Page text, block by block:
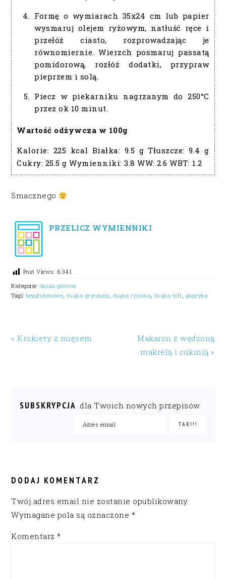
Formę o wymiarach 35x24 cm lub papier
wysmaruj olejem ryżowym, natłuść ręce i
przełóż ciasto, rozprowadzając je
równomiernie. Wierzch posmaruj passatą
pomidorową, rozłóż dodatki, przypraw
pieprzem i solą.
Piecz w piekarniku nagrzanym do 250°C
przez ok 10 minut.
Wartość odżywcza w 100g
Kalorie: 225 kcal Białka: 9.5 g Tłuszcze:9.4 g
Cukry: 25.5 g Wymienniki:3.8 WW:2.6 WBT: 1.2
Smacznego
PRZELICZ WYMIENNIKI
Post Views: 6 341
Kategorie: dania główne
Tagi:bezglutenowe ,mąka gryczana mąka ryżowa ,mąka teff papryka
« Krokiety z mięsem
Makaron z wędzoną
makrelą i cukinią »
SUBSKRYPCJA dla Twoich nowych przepisów
INTERACTIONS
DODAJ KOMENTARZ
Twój adres email nie zostanie opublikowany.
Wymagane pola są oznaczone *
Komentarz*